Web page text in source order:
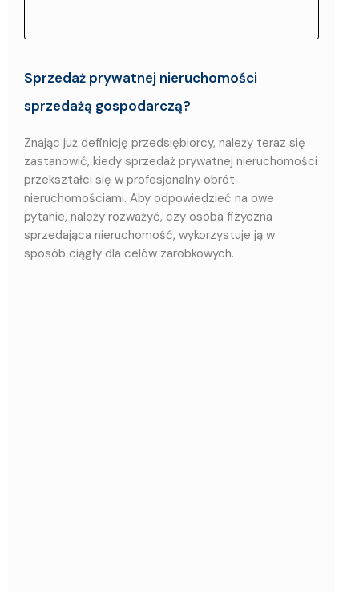
Sprzedaż prywatnej nieruchomości
sprzedażą gospodarczą?
Znając już definicję przedsiębiorcy, należy teraz się
zastanowić, kiedy sprzedaż prywatnej nieruchomości
przekształci się w profesjonalny obrót
nieruchomościami. Aby odpowiedzieć na owe
pytanie, należy rozważyć, czy osoba fizyczna
sprzedająca nieruchomość, wykorzystuje ją w
sposób ciągły dla celów zarobkowych.